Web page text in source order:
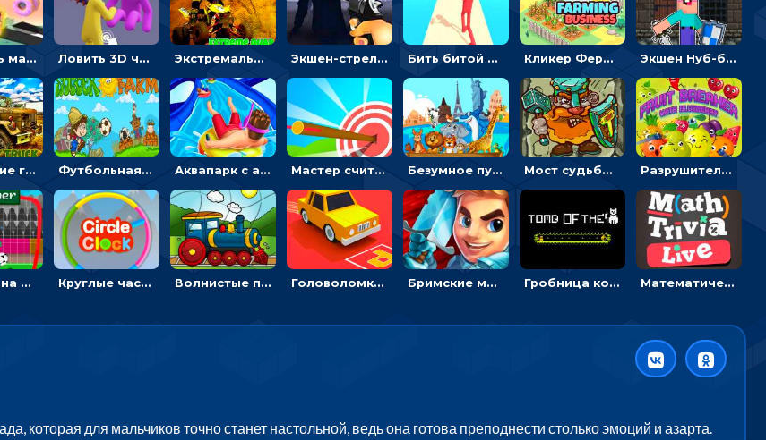
Рисовать машину и выигрывать гонку - для мальчиков Ловить 3D человечком своего цвета и собирать драгоценности - гиперказуалка Экстремальные пазлы с квадроциклами: собирать крутые тачки Экшен-стрелялка по зомби: целиться и попадать в бегущих монстров Бить битой по шарику, чтобы сбивать кубики с буквами на пути к финишу - 3D Кликер Фермерский бизнес: расти овощи, чтобы богатеть Экшен Нуб-боец: прыгать через препятствия или бить врагов мечом
Армейские грузовики в пазлах: собери военную машину Футбольная ферма: бей по мячу, чтобы забивать в ворота и ловить звезды Аквапарк с акулами: жми, чтобы лететь к финишу по волнам Мастер считать стрелы: увеличивать запас, чтобы поразить больше целей Безумное путешествие друзей по миру: собирать пазлы из фото с животными Мост судьбы: прыгать по платформам и бить молотом орков Разрушитель фруктов: стрелять ягодами по ананасам
Вратарь на футбольном поле: тапай, чтобы отбивать мячи в воротах ногами и руками - спортивные Круглые часы: ловить цветную стрелку в одинаковом участке циферблата Волнистые пазлы с транспортом: собирай картинку из частей Головоломка Парк-стоянка: рисовать линии, чтобы парковать машины Бримские мечи: бежать через преграды, бить врагов и собирать монеты Гробница кота: искать выход в лабиринте, собирая золото Математическая викторина мультиплеер: решать примеры на время
которая для мальчиков точно станет настольной, ведь она готова преподнести столько эмоций и азарта.